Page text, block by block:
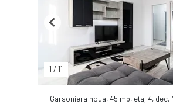
1 / 11
Previous
Garsoniera noua, 45 mp, etaj 4, dec,